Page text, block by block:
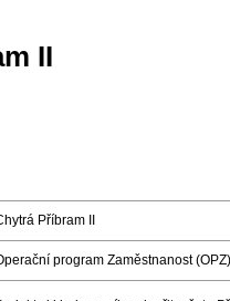
II
Příbram II
program Zaměstnanost (OPZ)